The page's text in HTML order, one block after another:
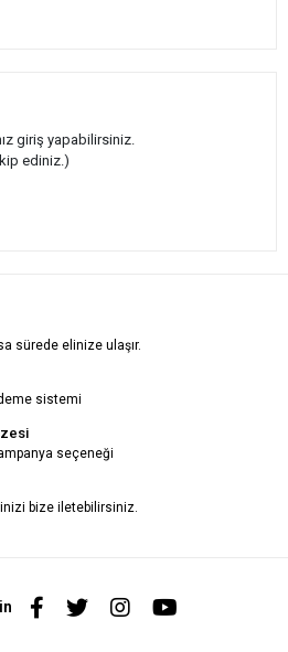
giriş yapabilirsiniz.
ediniz.)
sürede elinize ulaşır.
sistemi
seçeneği
bize iletebilirsiniz.